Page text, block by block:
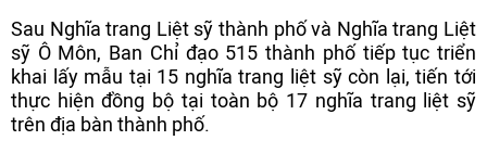
Sau Nghĩa trang Liệt sỹ thành phố và Nghĩa trang Liệt
sỹ Ô Môn, Ban Chỉ đạo 515 thành phố tiếp tục triển
khai lấy mẫu tại 15 nghĩa trang liệt sỹ còn lại, tiến tới
thực hiện đồng bộ tại toàn bộ 17 nghĩa trang liệt sỹ
trên địa bàn thành phố.